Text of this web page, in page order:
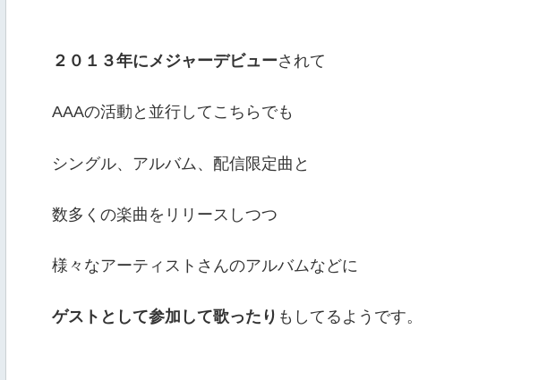
２０１３年にメジャーデビューされて
AAAの活動と並行してこちらでも
シングル、アルバム、配信限定曲と
数多くの楽曲をリリースしつつ
様々なアーティストさんのアルバムなどに
ゲストとして参加して歌ったり もしてるようです。